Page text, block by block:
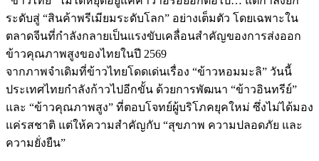
ระดับสู่ “สินค้าพรีเมียมระดับโลก” อย่างเต็มตัว โดยเฉพาะใน
ตลาดจีนที่กำลังกลายเป็นแรงขับเคลื่อนสำคัญของการส่งออก
ข้าวคุณภาพสูงของไทยในปี 2569
จากภาพจำเดิมที่ข้าวไทยโดดเด่นเรื่อง “ข้าวหอมมะลิ” วันนี้
ประเทศไทยกำลังก้าวไปอีกขั้น ด้วยการพัฒนา “ข้าวอินทรีย์”
และ “ข้าวคุณภาพสูง” ที่ตอบโจทย์ผู้บริโภคยุคใหม่ ซึ่งไม่ได้มอง
แค่รสชาติ แต่ให้ความสำคัญกับ “สุขภาพ ความปลอดภัย และ
ความยั่งยืน”